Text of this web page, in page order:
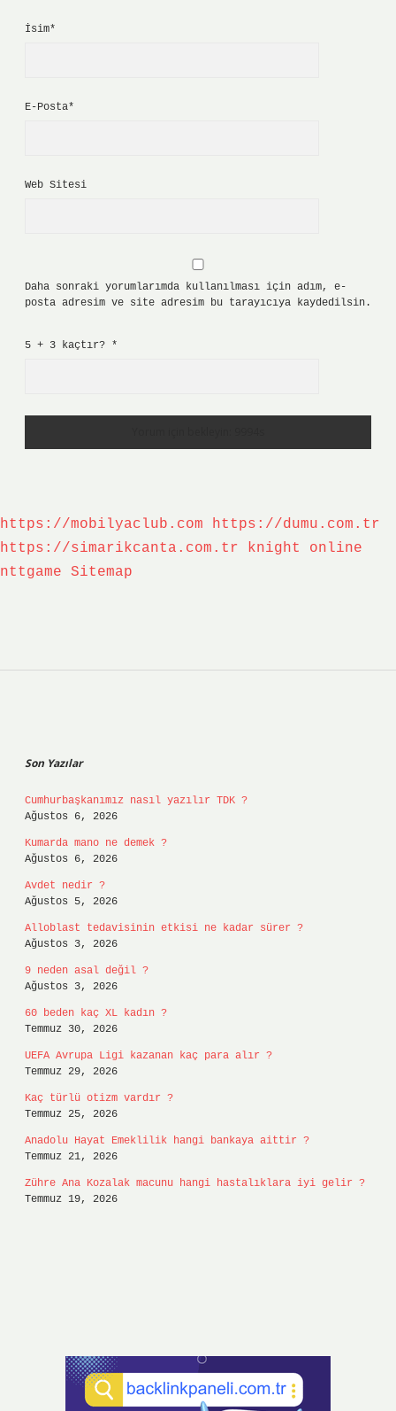
İsim*
E-Posta*
Web Sitesi
Daha sonraki yorumlarımda kullanılması için adım, e-
posta adresim ve site adresim bu tarayıcıya kaydedilsin.
5 + 3 kaçtır? *
https://mobilyaclub.com
https://dumu.com.tr
https://simarikcanta.com.tr
knight online
nttgame
Sitemap
Son Yazılar
Cumhurbaşkanımız nasıl yazılır TDK ?
Ağustos 6, 2026
Kumarda mano ne demek ?
Ağustos 6, 2026
Avdet nedir ?
Ağustos 5, 2026
Alloblast tedavisinin etkisi ne kadar sürer ?
Ağustos 3, 2026
9 neden asal değil ?
Ağustos 3, 2026
60 beden kaç XL kadın ?
Temmuz 30, 2026
UEFA Avrupa Ligi kazanan kaç para alır ?
Temmuz 29, 2026
Kaç türlü otizm vardır ?
Temmuz 25, 2026
Anadolu Hayat Emeklilik hangi bankaya aittir ?
Temmuz 21, 2026
Zühre Ana Kozalak macunu hangi hastalıklara iyi gelir ?
Temmuz 19, 2026